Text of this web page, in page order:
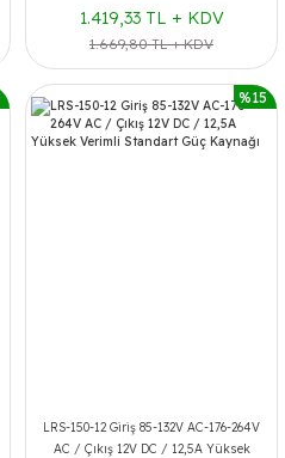
1.419,33 TL + KDV
1.669,80 TL + KDV
%15
LRS-150-12 Giriş 85-132V AC-176-264V
AC / Çıkış 12V DC / 12,5A Yüksek